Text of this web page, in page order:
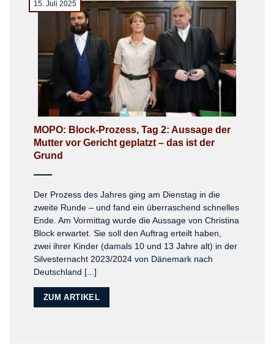
MOPO: Block-Prozess, Tag 2: Aussage der
Mutter vor Gericht geplatzt – das ist der
Grund
15. Juli 2025
Der Prozess des Jahres ging am Dienstag in die
zweite Runde – und fand ein überraschend schnelles
Ende. Am Vormittag wurde die Aussage von Christina
Block erwartet. Sie soll den Auftrag erteilt haben,
zwei ihrer Kinder (damals 10 und 13 Jahre alt) in der
Silvesternacht 2023/2024 von Dänemark nach
Deutschland [...]
ZUM ARTIKEL